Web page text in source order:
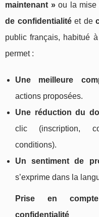
maintenant »ou la mise
de confidentialitéet de
public français, habitué
permet :
Une meilleure
actions proposées.
Une réduction du
clic (inscription,
conditions).
Un sentiment de
s’exprime dans la
Prise en
confidentialité